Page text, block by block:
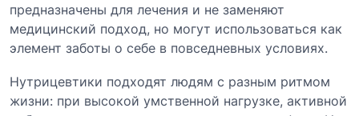
предназначены для лечения и не заменяют
медицинский подход, но могут использоваться как
элемент заботы о себе в повседневных условиях.
Нутрицевтики подходят людям с разным ритмом
жизни: при высокой умственной нагрузке, активной